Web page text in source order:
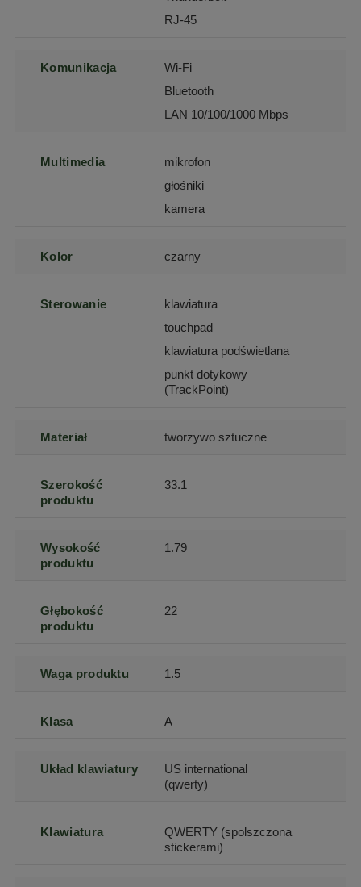
RJ-45
Komunikacja
Wi-Fi
Bluetooth
LAN 10/100/1000 Mbps
Multimedia
mikrofon
głośniki
kamera
Kolor czarny
Sterowanie
klawiatura
touchpad
klawiatura podświetlana
punkt dotykowy
(TrackPoint)
Materiał tworzywo sztuczne
Szerokość
produktu
33.1
Wysokość
produktu
1.79
Głębokość
produktu
22
Waga produktu 1.5
Klasa A
Układ klawiatury
US international
(qwerty)
Klawiatura
QWERTY (spolszczona
stickerami)